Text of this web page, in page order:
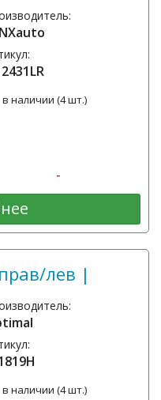
в наличии (4 шт.)
-
лев |
в наличии (4 шт.)